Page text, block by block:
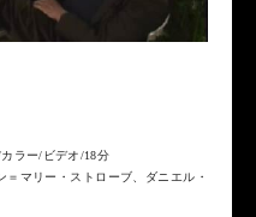
ラー/ビデオ/18分
マリー・ストローブ、ダニエル・